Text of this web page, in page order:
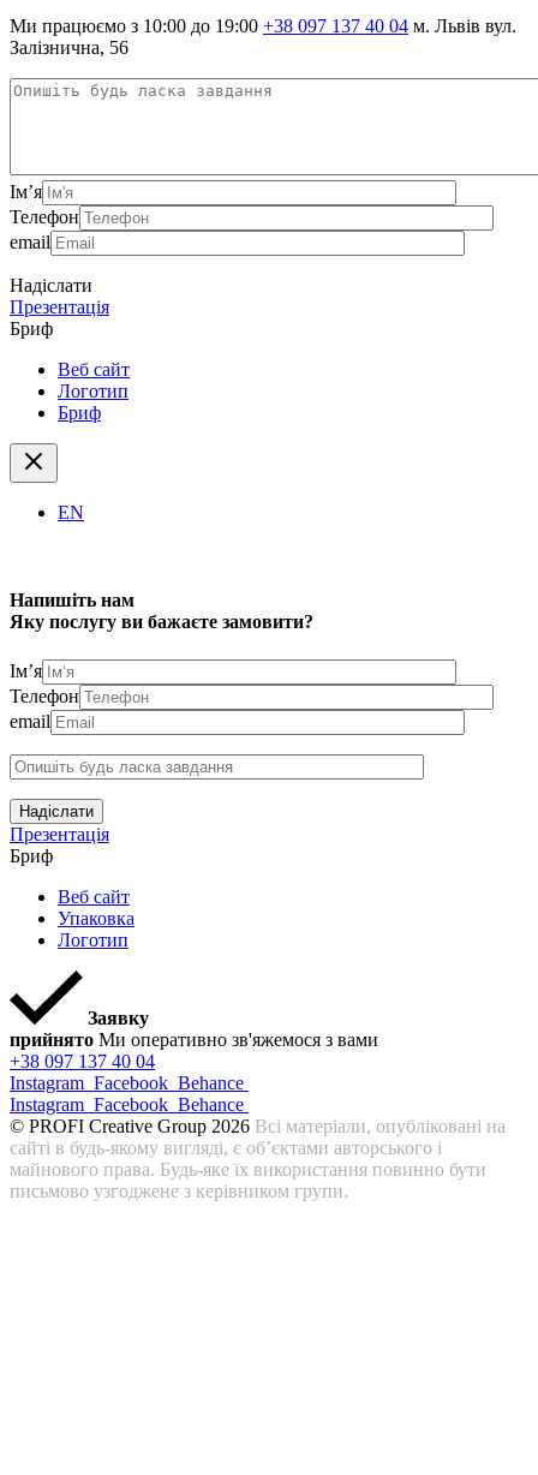
Ми працюємо з 10:00 до 19:00 +38 097 137 40 04 м. Львів вул.
Залізнична, 56
Ім’я
Телефон
email
Надіслати
Презентація
Бриф
Веб сайт
Логотип
Бриф
EN
Напишіть нам
Яку послугу ви бажаєте замовити?
Ім’я
Телефон
email
Надіслати
Презентація
Бриф
Веб сайт
Упаковка
Логотип
Заявку
прийнято Ми оперативно зв'яжемося з вами
+38 097 137 40 04
Instagram Facebook Behance
Instagram Facebook Behance
© PROFI Creative Group 2026 Всі матеріали, опубліковані на
сайті в будь-якому вигляді, є об’єктами авторського і
майнового права. Будь-яке їх використання повинно бути
письмово узгоджене з керівником групи.